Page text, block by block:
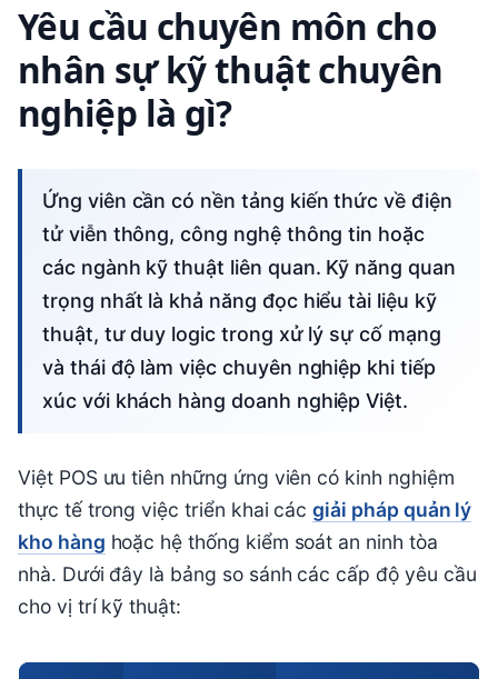
Yêu cầu chuyên môn cho
nhân sự kỹ thuật chuyên
nghiệp là gì?
Ứng viên cần có nền tảng kiến thức về điện
tử viễn thông, công nghệ thông tin hoặc
các ngành kỹ thuật liên quan. Kỹ năng quan
trọng nhất là khả năng đọc hiểu tài liệu kỹ
thuật, tư duy logic trong xử lý sự cố mạng
và thái độ làm việc chuyên nghiệp khi tiếp
xúc với khách hàng doanh nghiệp Việt.
Việt POS ưu tiên những ứng viên có kinh nghiệm
thực tế trong việc triển khai cácgiải pháp quản lý
kho hàng hoặc hệ thống kiểm soát an ninh tòa
nhà. Dưới đây là bảng so sánh các cấp độ yêu cầu
cho vị trí kỹ thuật: